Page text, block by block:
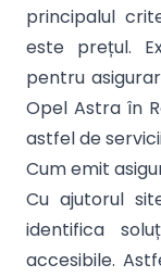
principalul
este prețul.
pentru
Opel Astra în
astfel de
Cum emit
Cu ajutorul
identifica
accesibile.